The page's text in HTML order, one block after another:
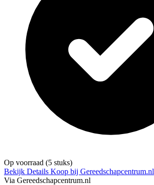
Op voorraad (5 stuks)
Bekijk Details Koop bij Gereedschapcentrum.nl
Via Gereedschapcentrum.nl